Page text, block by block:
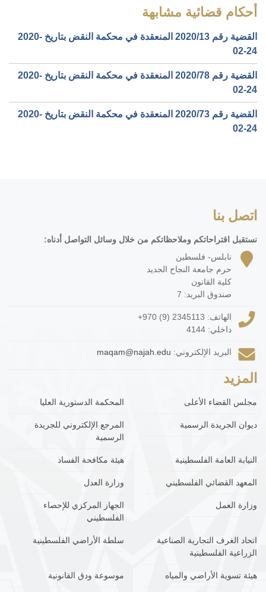
أحكام قضائية مشابهة
القضية رقم ‎13‏/‎2020‏ المنعقدة في محكمة النقض بتاريخ ‎2020-
02-24‏
القضية رقم ‎78‏/‎2020‏ المنعقدة في محكمة النقض بتاريخ ‎2020-
02-24‏
القضية رقم ‎73‏/‎2020‏ المنعقدة في محكمة النقض بتاريخ ‎2020-
02-24‏
اتصل بنا
نستقبل اقتراحاتكم وملاحظاتكم من خلال وسائل التواصل أدناه:
نابلس- فلسطين
حرم جامعة النجاح الجديد
كلية القانون
صندوق البريد: 7
الهاتف: +970 (9) 2345113
داخلي: 4144
البريد الإلكتروني: maqam@najah.edu
المزيد
مجلس القضاء الأعلى المحكمة الدستورية العليا
ديوان الجريدة الرسمية
المرجع الإلكتروني للجريدة
الرسمية
النيابة العامة الفلسطينية هيئة مكافحة الفساد
المعهد القضائي الفلسطيني وزارة العدل
وزارة العمل
الجهاز المركزي للإحصاء
الفلسطيني
اتحاد الغرف التجارية الصناعية
الزراعية الفلسطينية
سلطة الأراضي الفلسطينية
هيئة تسوية الأراضي والمياه موسوعة ودق القانونية